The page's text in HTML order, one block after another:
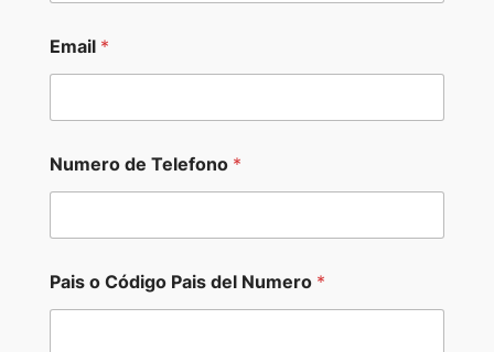
Email *
Numero de Telefono *
Pais o Código Pais del Numero *